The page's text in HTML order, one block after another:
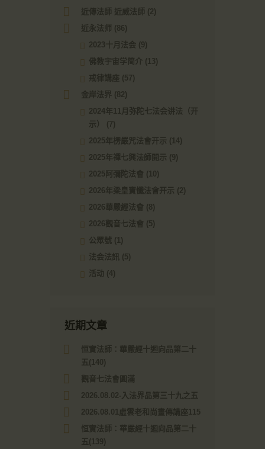
近傳法師 近威法師 (2)
近永法师
(86)
2023十月法会 (9)
佛教宇宙学简介 (13)
戒律講座 (57)
金岸法界 (82)
2024年11月弥陀七法会讲法（开
示）
(7)
2025年楞嚴咒法會开示 (14)
2025年禪七興法師開示 (9)
2025阿彌陀法會 (10)
2026年梁皇寶懺法會开示 (2)
2026華嚴經法會 (8)
2026觀音七法會 (5)
公眾號 (1)
法会法訊 (5)
活动 (4)
近期文章
恒實法師：華嚴經十迴向品第二十
五(140)
觀音七法會圓滿
2026.08.02-入法界品第三十九之五
2026.08.01虛雲老和尚畫傳講座115
恒實法師：華嚴經十迴向品第二十
五(139)